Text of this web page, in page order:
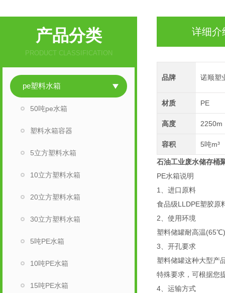
产品分类
PRODUCT CLASSIFICATION
pe塑料水箱
50吨pe水箱
塑料水箱容器
5立方塑料水箱
10立方塑料水箱
20立方塑料水箱
30立方塑料水箱
5吨PE水箱
10吨PE水箱
15吨PE水箱
详细介
品牌 诺顺塑
材质 PE
高度 2250m
容积 5吨m³
石油工业废水储存桶
PE水箱说明
1、进口原料
食品级LLDPE塑胶原
2、使用环境
塑料储罐耐高温
3、开孔要求
塑料储罐这种大型产
特殊要求，可根据您
4、运输方式